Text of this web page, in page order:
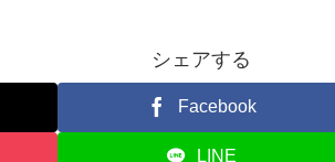
シェアする
Facebook
LINE